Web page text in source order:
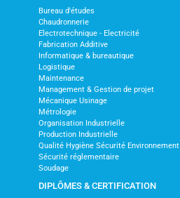
Bureau d'études
Chaudronnerie
Electrotechnique - Electricité
Fabrication Additive
Informatique & bureautique
Logistique
Maintenance
Management & Gestion de projet
Mécanique Usinage
Métrologie
Organisation Industrielle
Production Industrielle
Qualité Hygiène Sécurité Environnement
Sécurité réglementaire
Soudage
DIPLÔMES & CERTIFICATION